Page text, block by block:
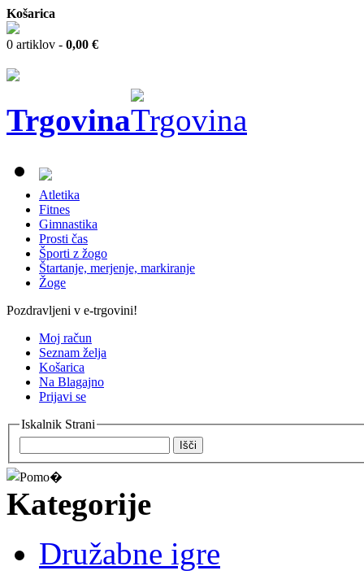
Košarica
0 artiklov - 0,00 €
Trgovina
Atletika
Fitnes
Gimnastika
Prosti čas
Športi z žogo
Štartanje, merjenje, markiranje
Žoge
Pozdravljeni v e-trgovini!
Moj račun
Seznam želja
Košarica
Na Blagajno
Prijavi se
Iskalnik Strani
Išči
Kategorije
Družabne igre